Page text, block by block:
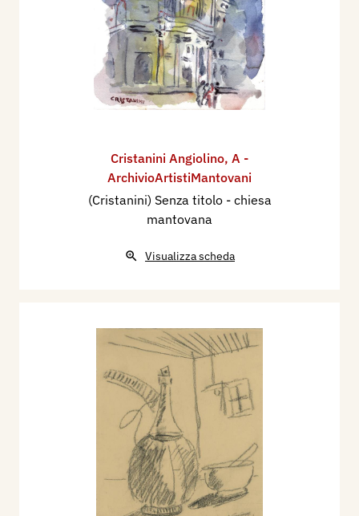
Cristanini Angiolino, A -
ArchivioArtistiMantovani
(Cristanini) Senza titolo - chiesa
mantovana
Visualizza scheda